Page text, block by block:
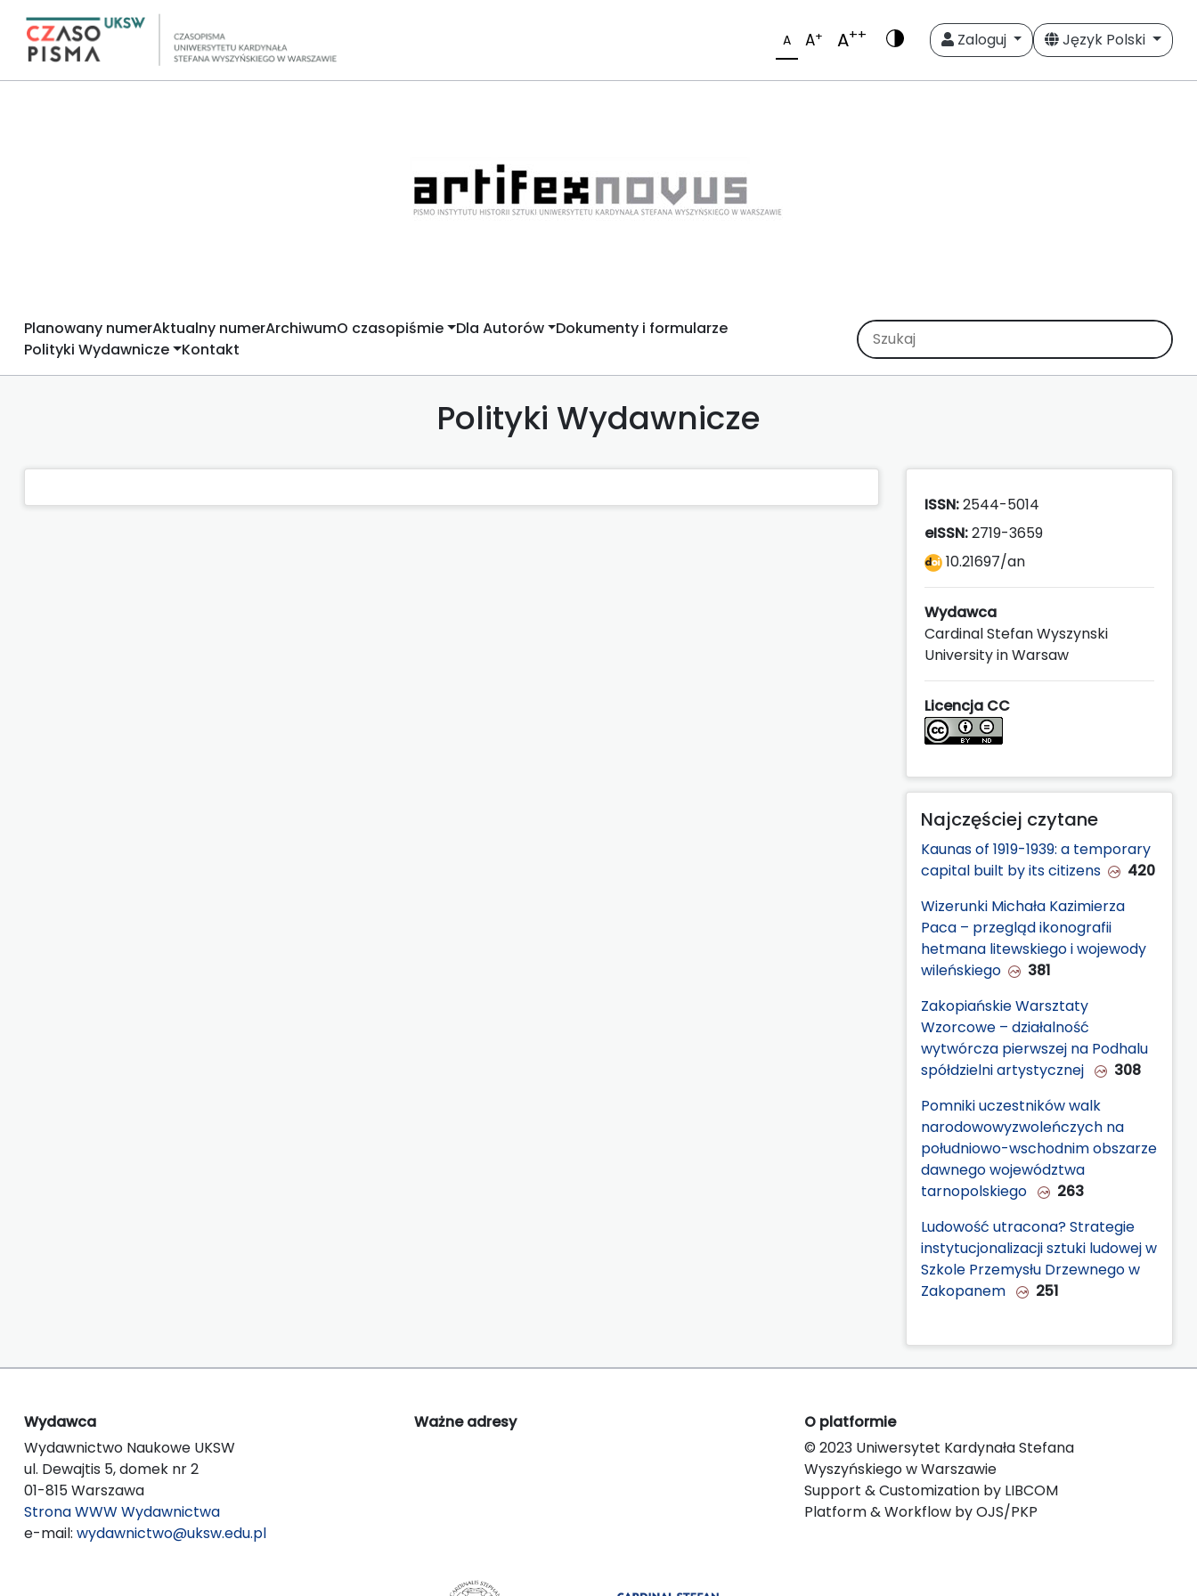
A A+ A++ Zaloguj Język Polski
Planowany numerAktualny numerArchiwumO czasopiśmie Dla Autorów
Dokumenty i formularze
Polityki Wydawnicze Kontakt
Polityki Wydawnicze
ISSN:2544-5014
eISSN:2719-3659
10.21697/an
Wydawca
Cardinal Stefan Wyszynski
University in Warsaw
Licencja CC
Najczęściej czytane
Kaunas of 1919-1939: a temporary
capital built by its citizens
420
Wizerunki Michała Kazimierza
Paca – przegląd ikonografii
hetmana litewskiego i wojewody
wileńskiego
381
Zakopiańskie Warsztaty
Wzorcowe – działalność
wytwórcza pierwszej na Podhalu
spółdzielni artystycznej
308
Pomniki uczestników walk
narodowowyzwoleńczych na
południowo-wschodnim obszarze
dawnego województwa
tarnopolskiego
263
Ludowość utracona? Strategie
instytucjonalizacji sztuki ludowej w
Szkole Przemysłu Drzewnego w
Zakopanem
251
Wydawca
Wydawnictwo Naukowe UKSW
ul. Dewajtis 5, domek nr 2
01-815 Warszawa
Strona WWW Wydawnictwa
e-mail: wydawnictwo@uksw.edu.pl
Ważne adresy
O platformie
© 2023 Uniwersytet Kardynała Stefana
Wyszyńskiego w Warszawie
Support & Customization by LIBCOM
Platform & Workflow by OJS/PKP